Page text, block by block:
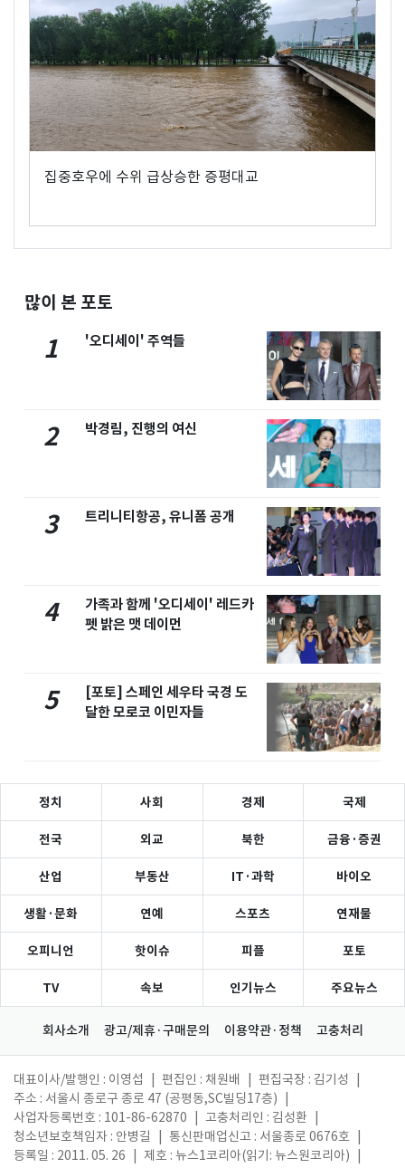
집중호우에 수위 급상승한 증평대교
많이 본 포토
1 '오디세이' 주역들
2 박경림, 진행의 여신
3 트리니티항공, 유니폼 공개
4
가족과 함께 '오디세이' 레드카
펫 밝은 맷 데이먼
5
[포토] 스페인 세우타 국경 도
달한 모로코 이민자들
정치 사회 경제 국제
전국 외교 북한 금융·증권
산업 부동산 IT·과학 바이오
생활·문화 연예 스포츠 연재물
오피니언 핫이슈 피플 포토
TV 속보 인기뉴스 주요뉴스
회사소개 광고/제휴·구매문의 이용약관·정책 고충처리
대표이사/발행인 : 이영섭 편집인 : 채원배 편집국장 : 김기성
주소 : 서울시 종로구 종로 47 (공평동,SC빌딩17층)
사업자등록번호 : 101-86-62870
고충처리인 : 김성환
청소년보호책임자 : 안병길
통신판매업신고 : 서울종로 0676호
등록일 : 2011. 05. 26
제호 : 뉴스1코리아(읽기: 뉴스원코리아)